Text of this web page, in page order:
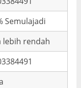
Semulajadi
lebih rendah